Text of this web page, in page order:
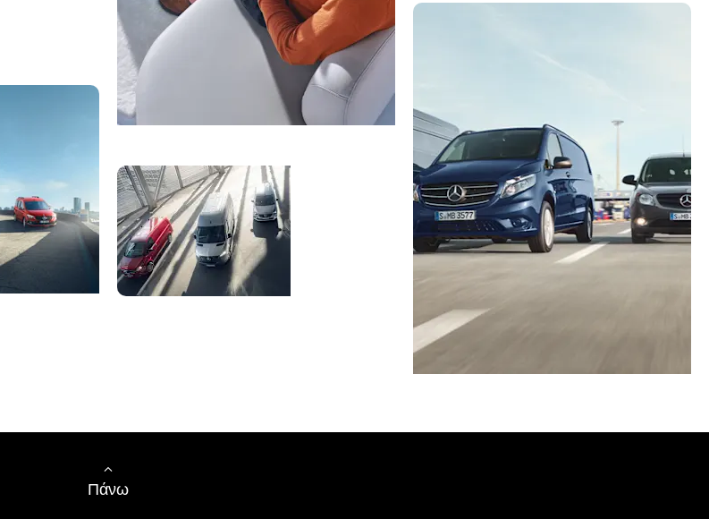
Πάνω